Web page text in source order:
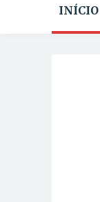
INÍCIO